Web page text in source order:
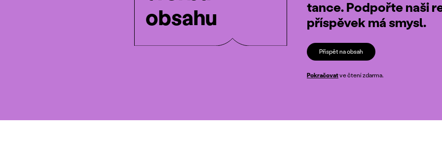
obsahu
tance. Podpořte naši
příspěvek má smysl.
Přispět na obsah
Pokračovatve čtení zdarma.